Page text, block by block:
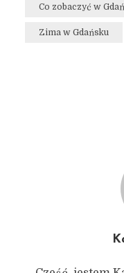
Co zobaczyć w
Zima w Gdańsku